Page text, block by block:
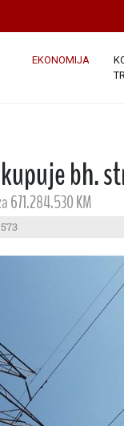
EKONOMIJA
bh.
671.284.530 KM